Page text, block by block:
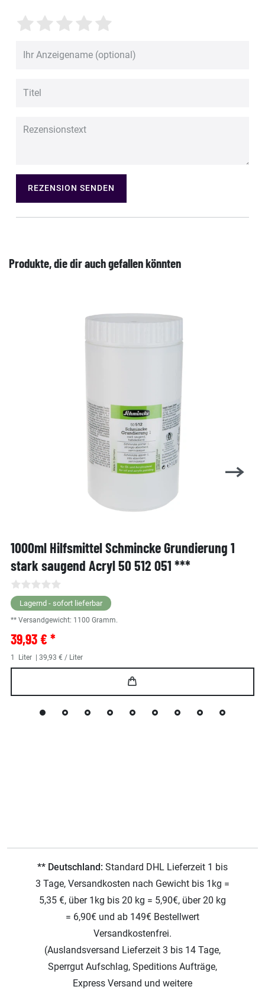
REZENSION SENDEN
Produkte, die dir auch gefallen könnten
1000ml Hilfsmittel Schmincke Grundierung 1
stark saugend Acryl 50 512 051 ***
Lagernd - sofort lieferbar
** Versandgewicht: 1100 Gramm.
39,93 € *
1 Liter | 39,93 € / Liter
** Deutschland: Standard DHL Lieferzeit 1 bis
3 Tage, Versandkosten nach Gewicht bis 1kg =
5,35 €, über 1kg bis 20 kg = 5,90€, über 20 kg
= 6,90€ und ab 149€ Bestellwert
Versandkostenfrei.
(Auslandsversand Lieferzeit 3 bis 14 Tage,
Sperrgut Aufschlag, Speditions Aufträge,
Express Versand und weitere